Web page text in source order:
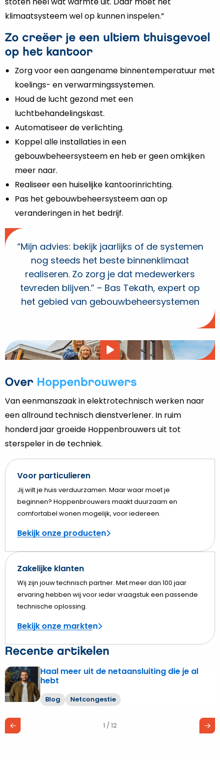
klimaatsysteem wel op kunnen inspelen.”
Zo creëer je een ultiem thuisgevoel
op het kantoor
Zorg voor een aangename binnentemperatuur met
koelings- en verwarmingssystemen.
Houd de lucht gezond met een
luchtbehandelingskast.
Automatiseer de verlichting.
Koppel alle installaties in een
gebouwbeheersysteem en heb er geen omkijken
meer naar.
Realiseer een huiselijke kantoorinrichting.
Pas het gebouwbeheersysteem aan op
veranderingen in het bedrijf.
“Mijn advies: bekijk jaarlijks of de systemen
nog steeds het beste binnenklimaat
realiseren. Zo zorg je dat medewerkers
tevreden blijven.” – Bas Tekath, expert op
het gebied van gebouwbeheersystemen
Over Hoppenbrouwers
Van eenmanszaak in elektrotechnisch werken naar
een allround technisch dienstverlener. In ruim
honderd jaar groeide Hoppenbrouwers uit tot
sterspeler in de techniek.
Voor particulieren
Jij wilt je huis verduurzamen. Maar waar moet je
beginnen? Hoppenbrouwers maakt duurzaam en
comfortabel wonen mogelijk, voor iedereen.
Bekijk onze producten
Zakelijke klanten
Wij zijn jouw technisch partner. Met meer dan 100 jaar
ervaring hebben wij voor ieder vraagstuk een passende
technische oplossing.
Bekijk onze markten
Video
Recente artikelen
Haal meer uit de netaansluiting die je al
hebt
Blog Netcongestie
Lees
meer
over
meer
uit
1 / 12